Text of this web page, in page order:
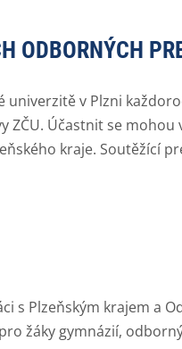
ODBORNÝCH
univerzitě v Plzni
ZČU. Účastnit se
kraje. Soutěžící
s Plzeňským krajem a
žáky gymnázií,